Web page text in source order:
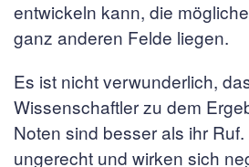
entwickeln kann, die
ganz anderen Felde liegen.
Es ist nicht verwunderlich,
Wissenschaftler zu dem
Noten sind besser als ihr
ungerecht und wirken sich